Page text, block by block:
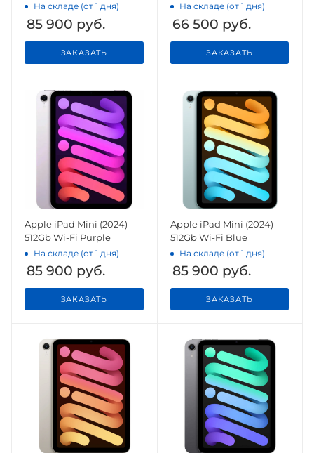
На складе (от 1 дня)
85 900 руб.
ЗАКАЗАТЬ
На складе (от 1 дня)
66 500 руб.
ЗАКАЗАТЬ
Apple iPad Mini (2024)
512Gb Wi-Fi Purple
На складе (от 1 дня)
85 900 руб.
ЗАКАЗАТЬ
Apple iPad Mini (2024)
512Gb Wi-Fi Blue
На складе (от 1 дня)
85 900 руб.
ЗАКАЗАТЬ